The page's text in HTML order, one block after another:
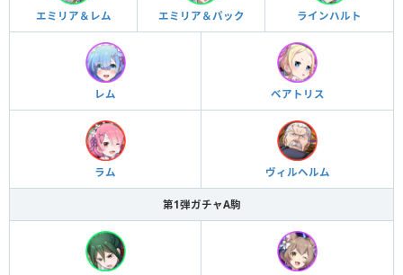
エミリア＆レム エミリア＆パック ラインハルト
レム ベアトリス
ラム ヴィルヘルム
第1弾ガチャA駒